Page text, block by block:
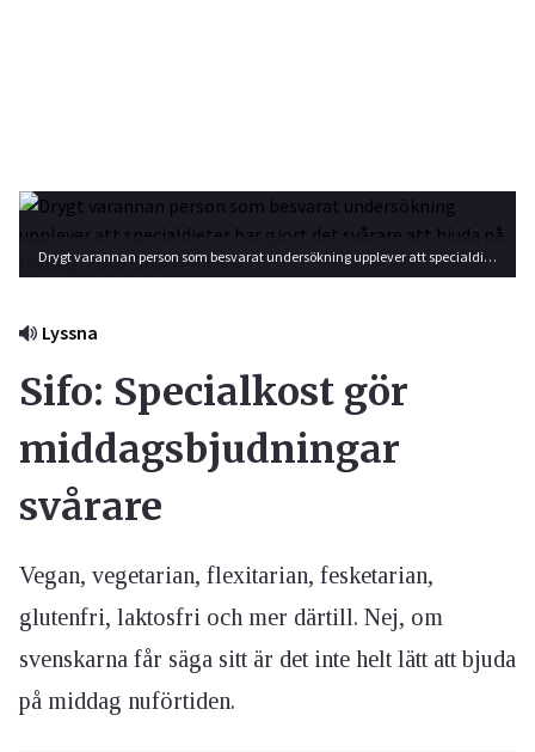
Drygt varannan person som besvarat undersökning upplever att specialdieter har gjort det svårare att bjuda på middag. Foto: Shutterstock
Lyssna
Sifo: Specialkost gör
middagsbjudningar
svårare
Vegan, vegetarian, flexitarian, fesketarian,
glutenfri, laktosfri och mer därtill. Nej, om
svenskarna får säga sitt är det inte helt lätt att bjuda
på middag nuförtiden.